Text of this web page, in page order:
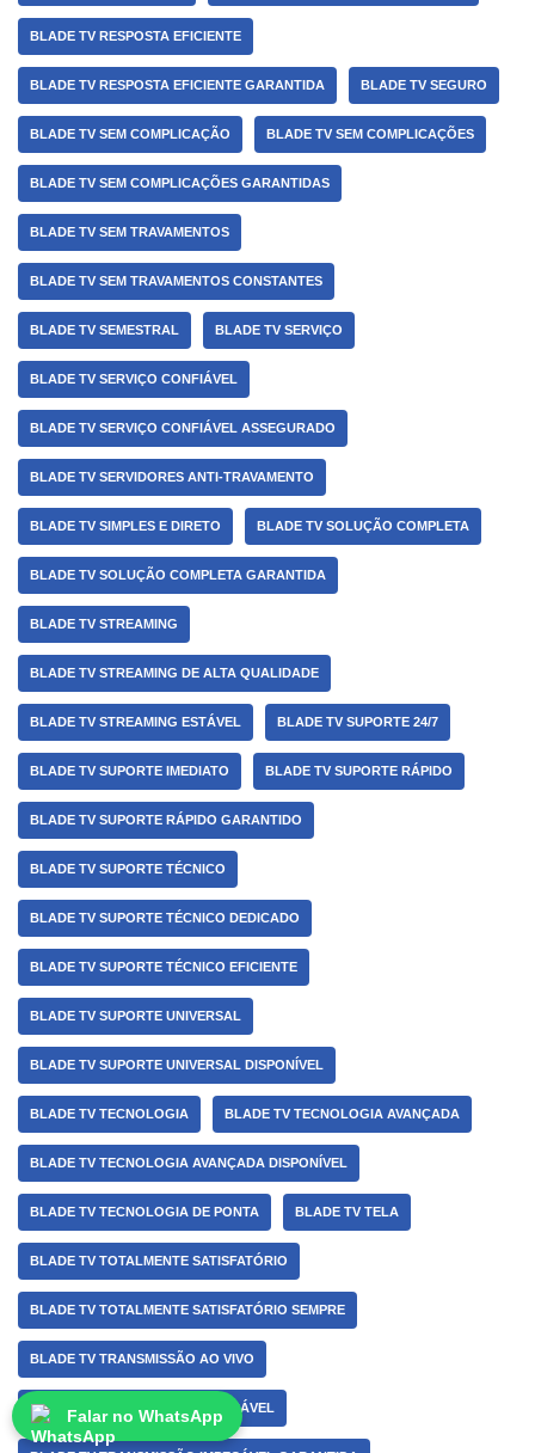
BLADE TV RESPOSTA EFICIENTE
BLADE TV RESPOSTA EFICIENTE GARANTIDA BLADE TV SEGURO
BLADE TV SEM COMPLICAÇÃO BLADE TV SEM COMPLICAÇÕES
BLADE TV SEM COMPLICAÇÕES GARANTIDAS
BLADE TV SEM TRAVAMENTOS
BLADE TV SEM TRAVAMENTOS CONSTANTES
BLADE TV SEMESTRAL BLADE TV SERVIÇO
BLADE TV SERVIÇO CONFIÁVEL
BLADE TV SERVIÇO CONFIÁVEL ASSEGURADO
BLADE TV SERVIDORES ANTI-TRAVAMENTO
BLADE TV SIMPLES E DIRETO BLADE TV SOLUÇÃO COMPLETA
BLADE TV SOLUÇÃO COMPLETA GARANTIDA
BLADE TV STREAMING
BLADE TV STREAMING DE ALTA QUALIDADE
BLADE TV STREAMING ESTÁVEL BLADE TV SUPORTE 24/7
BLADE TV SUPORTE IMEDIATO BLADE TV SUPORTE RÁPIDO
BLADE TV SUPORTE RÁPIDO GARANTIDO
BLADE TV SUPORTE TÉCNICO
BLADE TV SUPORTE TÉCNICO DEDICADO
BLADE TV SUPORTE TÉCNICO EFICIENTE
BLADE TV SUPORTE UNIVERSAL
BLADE TV SUPORTE UNIVERSAL DISPONÍVEL
BLADE TV TECNOLOGIA BLADE TV TECNOLOGIA AVANÇADA
BLADE TV TECNOLOGIA AVANÇADA DISPONÍVEL
BLADE TV TECNOLOGIA DE PONTA BLADE TV TELA
BLADE TV TOTALMENTE SATISFATÓRIO
BLADE TV TOTALMENTE SATISFATÓRIO SEMPRE
BLADE TV TRANSMISSÃO AO VIVO
BLADE TV TRANSMISSÃO IMPECÁVEL
Falar no WhatsApp